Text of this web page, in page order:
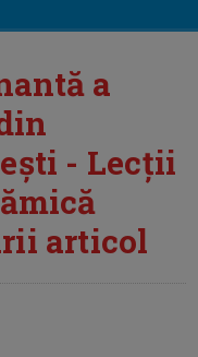
a
- Lecții
articol